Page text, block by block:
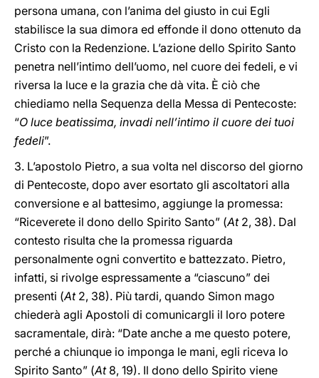
persona umana, con l’anima del giusto in cui Egli
stabilisce la sua dimora ed effonde il dono ottenuto da
Cristo con la Redenzione. L’azione dello Spirito Santo
penetra nell’intimo dell’uomo, nel cuore dei fedeli, e vi
riversa la luce e la grazia che dà vita. È ciò che
chiediamo nella Sequenza della Messa di Pentecoste:
“O luce beatissima, invadi nell’intimo il cuore dei tuoi
fedeli”.
3. L’apostolo Pietro, a sua volta nel discorso del giorno
di Pentecoste, dopo aver esortato gli ascoltatori alla
conversione e al battesimo, aggiunge la promessa:
“Riceverete il dono dello Spirito Santo” (At2, 38). Dal
contesto risulta che la promessa riguarda
personalmente ogni convertito e battezzato. Pietro,
infatti, si rivolge espressamente a “ciascuno” dei
presenti (At2, 38). Più tardi, quando Simon mago
chiederà agli Apostoli di comunicargli il loro potere
sacramentale, dirà: “Date anche a me questo potere,
perché a chiunque io imponga le mani, egli riceva lo
Spirito Santo” (At8, 19). Il dono dello Spirito viene